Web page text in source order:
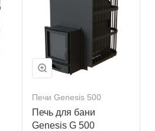
Печи Genesis 500
Печь для бани
Genesis G 500